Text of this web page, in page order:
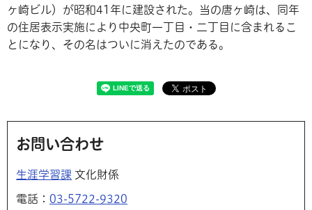
ヶ崎ビル）が昭和41年に建設された。当の唐ヶ崎は、同年
の住居表示実施により中央町一丁目・二丁目に含まれるこ
とになり、その名はついに消えたのである。
お問い合わせ
生涯学習課 文化財係
電話： 03-5722-9320